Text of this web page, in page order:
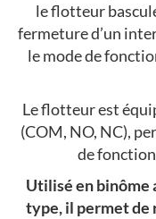
le flotteur
fermeture d’un
le mode de
Le flotteur est
(COM, NO, NC),
de
Utilisé en binôme
type, il permet de